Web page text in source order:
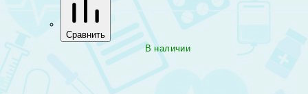
Сравнить
В наличии